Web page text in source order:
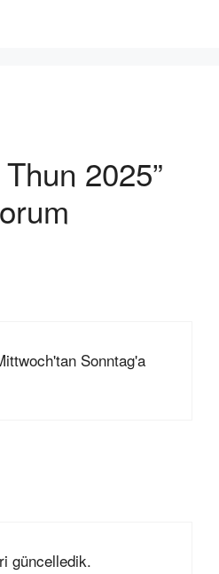
2025”
Sonntag'a
güncelledik.